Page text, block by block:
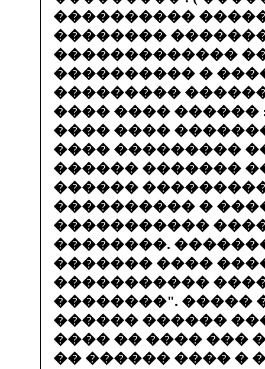
����������
��������
�������������
���������� �
���������
���� ���� ������
���� ����
���� ���������
������ �������
������
���������� �
�����������
��������.
������� ����
�����������
��������". �����
������ ������
���� �� ���� ���
�� ������ ���� �